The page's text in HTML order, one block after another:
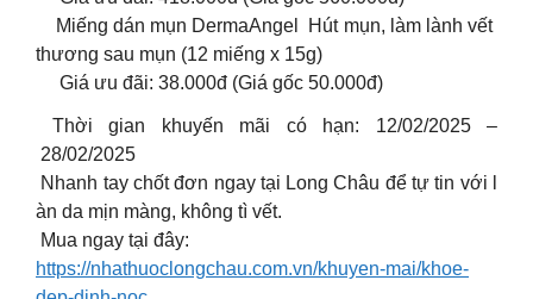
Miếng dán mụn DermaAngel Hút mụn, làm lành vết
thương sau mụn (12 miếng x 15g)
Giá ưu đãi: 38.000đ (Giá gốc 50.000đ)
Thời gian khuyến mãi có hạn: 12/02/2025 –
28/02/2025
Nhanh tay chốt đơn ngay tại Long Châu để tự tin với l
àn da mịn màng, không tì vết.
Mua ngay tại đây:
https://nhathuoclongchau.com.vn/khuyen-mai/khoe-